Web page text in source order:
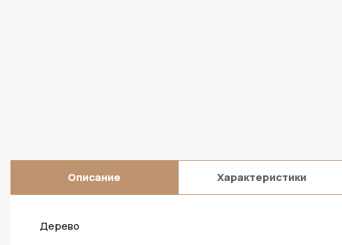
Описание Характеристики
Дерево